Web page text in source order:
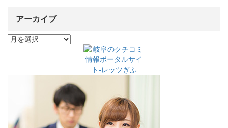
アーカイブ
ア